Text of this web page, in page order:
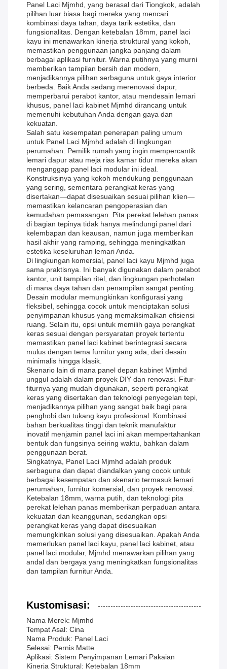
Panel Laci Mjmhd, yang berasal dari Tiongkok, adalah
pilihan luar biasa bagi mereka yang mencari
kombinasi daya tahan, daya tarik estetika, dan
fungsionalitas. Dengan ketebalan 18mm, panel laci
kayu ini menawarkan kinerja struktural yang kokoh,
memastikan penggunaan jangka panjang dalam
berbagai aplikasi furnitur. Warna putihnya yang murni
memberikan tampilan bersih dan modern,
menjadikannya pilihan serbaguna untuk gaya interior
berbeda. Baik Anda sedang merenovasi dapur,
memperbarui perabot kantor, atau mendesain lemari
khusus, panel laci kabinet Mjmhd dirancang untuk
memenuhi kebutuhan Anda dengan gaya dan
kekuatan.
Salah satu kesempatan penerapan paling umum
untuk Panel Laci Mjmhd adalah di lingkungan
perumahan. Pemilik rumah yang ingin mempercantik
lemari dapur atau meja rias kamar tidur mereka akan
menganggap panel laci modular ini ideal.
Konstruksinya yang kokoh mendukung penggunaan
yang sering, sementara perangkat keras yang
disertakan—dapat disesuaikan sesuai pilihan klien—
memastikan kelancaran pengoperasian dan
kemudahan pemasangan. Pita perekat lelehan panas
di bagian tepinya tidak hanya melindungi panel dari
kelembapan dan keausan, namun juga memberikan
hasil akhir yang ramping, sehingga meningkatkan
estetika keseluruhan lemari Anda.
Di lingkungan komersial, panel laci kayu Mjmhd juga
sama praktisnya. Ini banyak digunakan dalam perabot
kantor, unit tampilan ritel, dan lingkungan perhotelan
di mana daya tahan dan penampilan sangat penting.
Desain modular memungkinkan konfigurasi yang
fleksibel, sehingga cocok untuk menciptakan solusi
penyimpanan khusus yang memaksimalkan efisiensi
ruang. Selain itu, opsi untuk memilih gaya perangkat
keras sesuai dengan persyaratan proyek tertentu
memastikan panel laci kabinet berintegrasi secara
mulus dengan tema furnitur yang ada, dari desain
minimalis hingga klasik.
Skenario lain di mana panel depan kabinet Mjmhd
unggul adalah dalam proyek DIY dan renovasi. Fitur-
fiturnya yang mudah digunakan, seperti perangkat
keras yang disertakan dan teknologi penyegelan tepi,
menjadikannya pilihan yang sangat baik bagi para
penghobi dan tukang kayu profesional. Kombinasi
bahan berkualitas tinggi dan teknik manufaktur
inovatif menjamin panel laci ini akan mempertahankan
bentuk dan fungsinya seiring waktu, bahkan dalam
penggunaan berat.
Singkatnya, Panel Laci Mjmhd adalah produk
serbaguna dan dapat diandalkan yang cocok untuk
berbagai kesempatan dan skenario termasuk lemari
perumahan, furnitur komersial, dan proyek renovasi.
Ketebalan 18mm, warna putih, dan teknologi pita
perekat lelehan panas memberikan perpaduan antara
kekuatan dan keanggunan, sedangkan opsi
perangkat keras yang dapat disesuaikan
memungkinkan solusi yang disesuaikan. Apakah Anda
memerlukan panel laci kayu, panel laci kabinet, atau
panel laci modular, Mjmhd menawarkan pilihan yang
andal dan bergaya yang meningkatkan fungsionalitas
dan tampilan furnitur Anda.
Kustomisasi:
Nama Merek: Mjmhd
Tempat Asal: Cina
Nama Produk: Panel Laci
Selesai: Pernis Matte
Aplikasi: Sistem Penyimpanan Lemari Pakaian
Kinerja Struktural: Ketebalan 18mm